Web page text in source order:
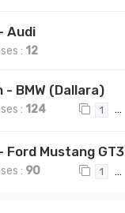
Audi
: 12
- BMW (Dallara)
: 124 1 …
Ford Mustang GT3
: 90 1 …